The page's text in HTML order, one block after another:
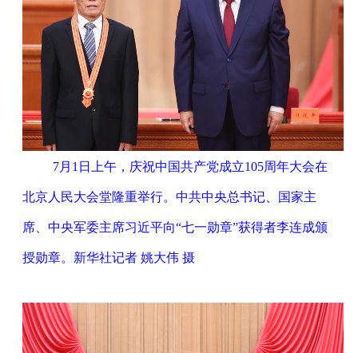
7月1日上午，庆祝中国共产党成立105周年大会在
北京人民大会堂隆重举行。中共中央总书记、国家主
席、中央军委主席习近平向“七一勋章”获得者李连成颁
授勋章。新华社记者 姚大伟 摄